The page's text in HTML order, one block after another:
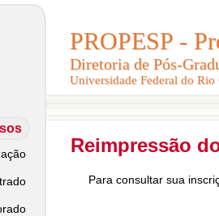
PROPESP -
Diretoria de Pós-
Universidade Federal do Rio
PROPESP -
Diretoria de Pós-
Universidade Federal do Rio
Reimpressão
Para consultar sua